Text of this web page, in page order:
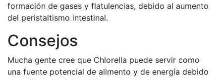
formación de gases y flatulencias, debido al aumento
del peristaltismo intestinal.
Consejos
Mucha gente cree que Chlorella puede servir como
una fuente potencial de alimento y de energía debido